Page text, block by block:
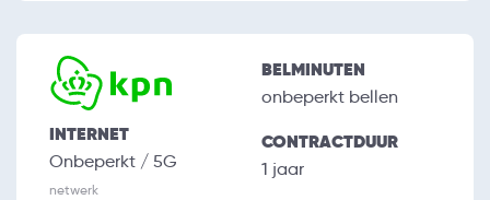
INTERNET
Onbeperkt / 5G
netwerk
BELMINUTEN
onbeperkt bellen
CONTRACTDUUR
1 jaar